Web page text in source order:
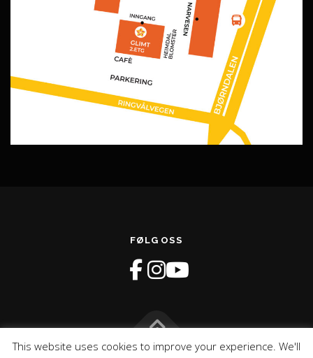
FØLG OSS
This website uses cookies to improve your experience. We'll